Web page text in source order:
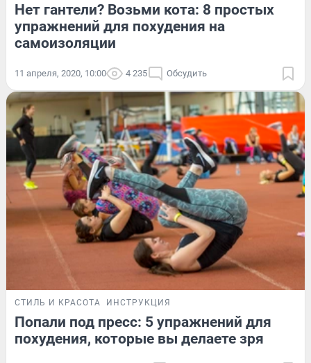
Нет гантели? Возьми кота: 8 простых
упражнений для похудения на
самоизоляции
11 апреля, 2020, 10:00 4 235 Обсудить
СТИЛЬ И КРАСОТА ИНСТРУКЦИЯ
Попали под пресс: 5 упражнений для
похудения, которые вы делаете зря